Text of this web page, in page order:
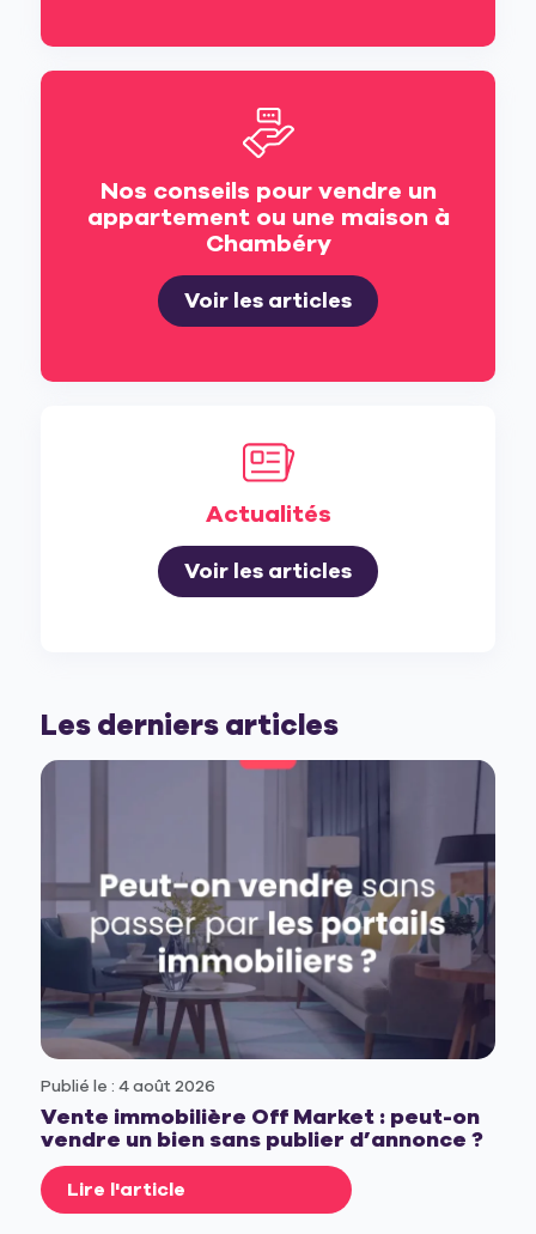
Nos conseils pour vendre un
appartement ou une maison à
Chambéry
Voir les articles
Actualités
Voir les articles
Les derniers articles
Publié le : 4 août 2026
Vente immobilière Off Market : peut-on
vendre un bien sans publier d’annonce ?
Lire l'article